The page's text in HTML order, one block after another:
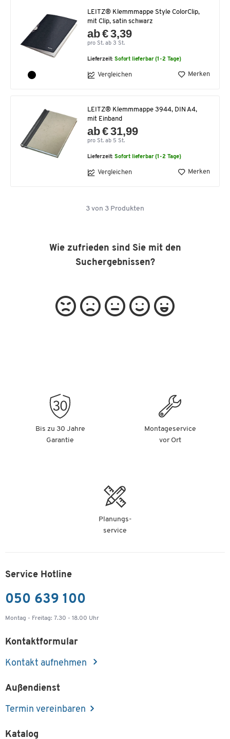
LEITZ® Klemmmappe Style ColorClip,
mit Clip, satin schwarz
ab € 3,39
pro St. ab 3 St.
Lieferzeit:Sofort lieferbar (1-2 Tage)
Vergleichen Merken
LEITZ® Klemmmappe 3944, DIN A4,
mit Einband
ab € 31,99
pro St. ab 5 St.
Lieferzeit:Sofort lieferbar (1-2 Tage)
Vergleichen Merken
3 von 3 Produkten
Wie zufrieden sind Sie mit den
Suchergebnissen?
Bis zu 30 Jahre
Garantie
Montageservice
vor Ort
Planungs-
service
Service Hotline
050 639 100
Montag - Freitag: 7.30 - 18.00 Uhr
Kontaktformular
Kontakt aufnehmen
Außendienst
Termin vereinbaren
Katalog